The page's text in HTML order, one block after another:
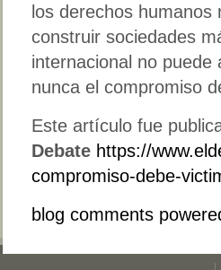
los derechos humanos
construir sociedades
internacional no
nunca el compromiso
Este artículo fue
Debate https://
compromiso-debe-
blog comments